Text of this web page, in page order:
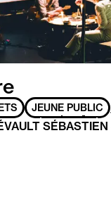
JEUNE PUBLIC